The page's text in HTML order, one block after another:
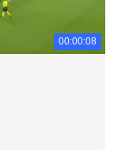
00:00:08